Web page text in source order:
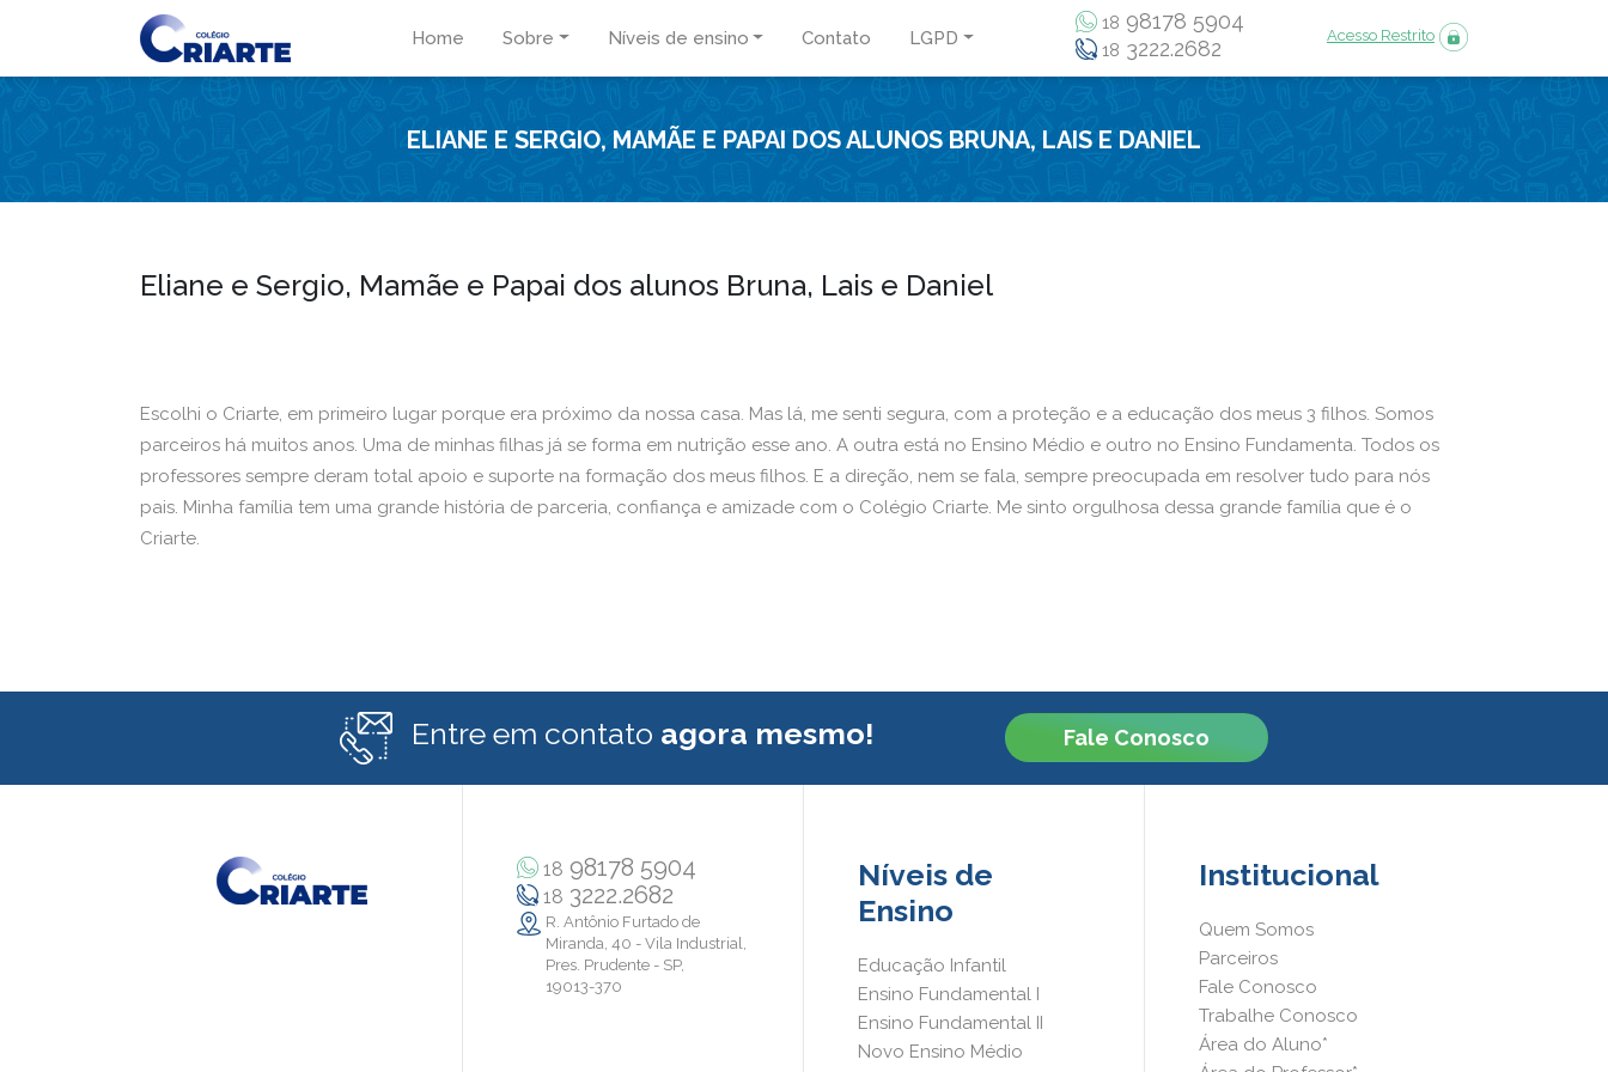
Home Sobre Níveis de ensino Contato LGPD
18 98178 5904
18 3222.2682
Acesso Restrito
ELIANE E SERGIO, MAMÃE E PAPAI DOS ALUNOS BRUNA, LAIS E DANIEL
Eliane e Sergio, Mamãe e Papai dos alunos Bruna, Lais e Daniel
Escolhi o Criarte, em primeiro lugar porque era próximo da nossa casa. Mas lá, me senti segura, com a proteção e a educação dos meus 3 filhos. Somos
parceiros há muitos anos. Uma de minhas filhas já se forma em nutrição esse ano. A outra está no Ensino Médio e outro no Ensino Fundamenta. Todos os
professores sempre deram total apoio e suporte na formação dos meus filhos. E a direção, nem se fala, sempre preocupada em resolver tudo para nós
pais. Minha família tem uma grande história de parceria, confiança e amizade com o Colégio Criarte. Me sinto orgulhosa dessa grande família que é o
Criarte.
Entre em contato agora mesmo! Fale Conosco
18 98178 5904
18 3222.2682
R. Antônio Furtado de
Miranda, 40 - Vila Industrial,
Pres. Prudente - SP,
19013-370
Níveis de
Ensino
Educação Infantil
Ensino Fundamental I
Ensino Fundamental II
Novo Ensino Médio
Institucional
Quem Somos
Parceiros
Fale Conosco
Trabalhe Conosco
Área do Aluno*